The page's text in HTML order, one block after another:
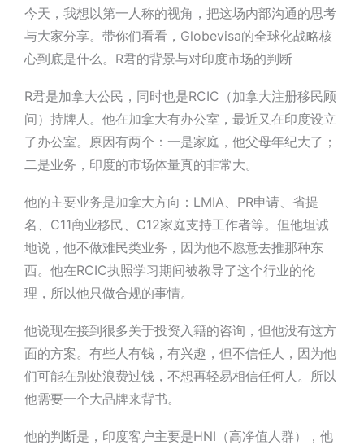
今天，我想以第一人称的视角，把这场内部沟通的思考
与大家分享。带你们看看，Globevisa的全球化战略核
心到底是什么。 R君的背景与对印度市场的判断
R君是加拿大公民，同时也是RCIC （加拿大注册移民顾
问）持牌人。他在加拿大有办公室，最近又在印度设立
了办公室。原因有两个：一是家庭，他父母年纪大了；
二是业务， 印度的市场体量真的非常大。
他的主要业务是加拿大方向： LMIA、PR申请、省提
名、C11商业移民、C12家庭支持工作者等。但他坦诚
地说，他不做难民类业务，因为他不愿意去推那种东
西。他在RCIC执照学习期间被教导了这个行业的伦
理，所以他只做合规的事情。
他说现在接到很多关于投资入籍的咨询，但他没有这方
面的方案。 有些人有钱，有兴趣，但不信任人， 因为他
们可能在别处浪费过钱，不想再轻易相信任何人。所以
他需要一个大品牌来背书。
他的判断是，印度客户主要是HNI （高净值人群），他